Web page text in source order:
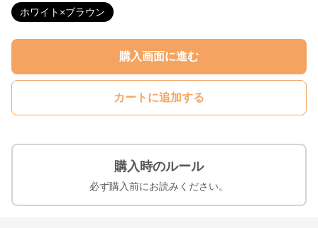
ホワイト×ブラウン
購入画面に進む
カートに追加する
購入時のルール
必ず購入前にお読みください。